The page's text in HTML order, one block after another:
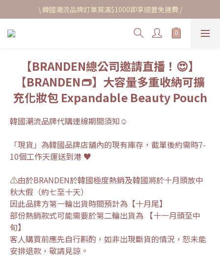
\ 韓國潮流品牌訂單買滿$1000即享順豐免運費 /
【BRANDEN總公司邀請直播！😍】
【BRANDEN👝】大容量多重收納可擴
充化妝包 Expandable Beauty Pouch
韓國潮流品牌代購連線期間須知☺︎
「現貨」為韓國品牌店舖內的現有庫存，截單後約需時7-
10個工作天運送到港 ♥
⚠️由於BRANDEN於韓國極度熱銷及韓國將於十月頭放中
秋大假（約七至十天）
因此品牌方第一輪出貨時間預計為【十月尾】
部份熱銷款式可能需要於第二輪出貨為 【十一月頭至中
旬】
客人購買前應先自行斟酌，如非出現斷貨的情況，恕未能
安排退款，敬請見諒。